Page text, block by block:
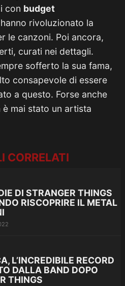
con budget
rivoluzionato la
le canzoni. Poi ancora,
curati nei dettagli.
sofferto la sua fama,
consapevole di essere
a questo. Forse anche
mai stato un artista
CORRELATI
DI STRANGER THINGS
RISCOPRIRE IL METAL
L’INCREDIBILE RECORD
DALLA BAND DOPO
THINGS